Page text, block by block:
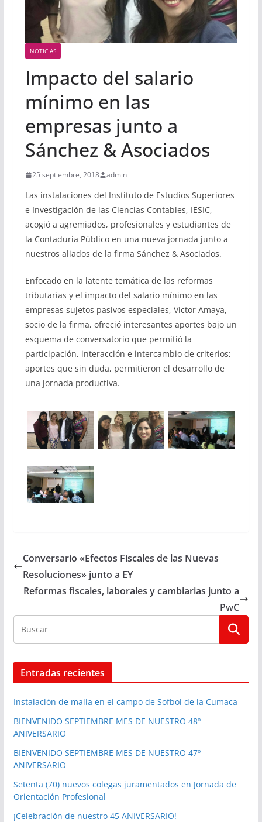
NOTICIAS
Impacto del salario
mínimo en las
empresas junto a
Sánchez & Asociados
25 septiembre, 2018 admin
Las instalaciones del Instituto de Estudios Superiores
e Investigación de las Ciencias Contables, IESIC,
acogió a agremiados, profesionales y estudiantes de
la Contaduría Público en una nueva jornada junto a
nuestros aliados de la firma Sánchez & Asociados.
Enfocado en la latente temática de las reformas
tributarias y el impacto del salario mínimo en las
empresas sujetos pasivos especiales, Victor Amaya,
socio de la firma, ofreció interesantes aportes bajo un
esquema de conversatorio que permitió la
participación, interacción e intercambio de criterios;
aportes que sin duda, permitieron el desarrollo de
una jornada productiva.
Conversario «Efectos Fiscales de las Nuevas
Resoluciones» junto a EY
Reformas fiscales, laborales y cambiarias junto a
PwC
Entradas recientes
Instalación de malla en el campo de Sofbol de la Cumaca
BIENVENIDO SEPTIEMBRE MES DE NUESTRO 48º
ANIVERSARIO
BIENVENIDO SEPTIEMBRE MES DE NUESTRO 47º
ANIVERSARIO
Setenta (70) nuevos colegas juramentados en Jornada de
Orientación Profesional
¡Celebración de nuestro 45 ANIVERSARIO!